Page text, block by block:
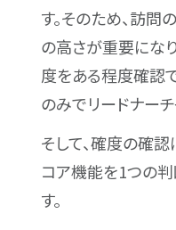
す。そのため、訪問
の高さが重要にな
度をある程度確認
のみでリードナーチ
そして、確度の確認
コア機能を1つの
す。